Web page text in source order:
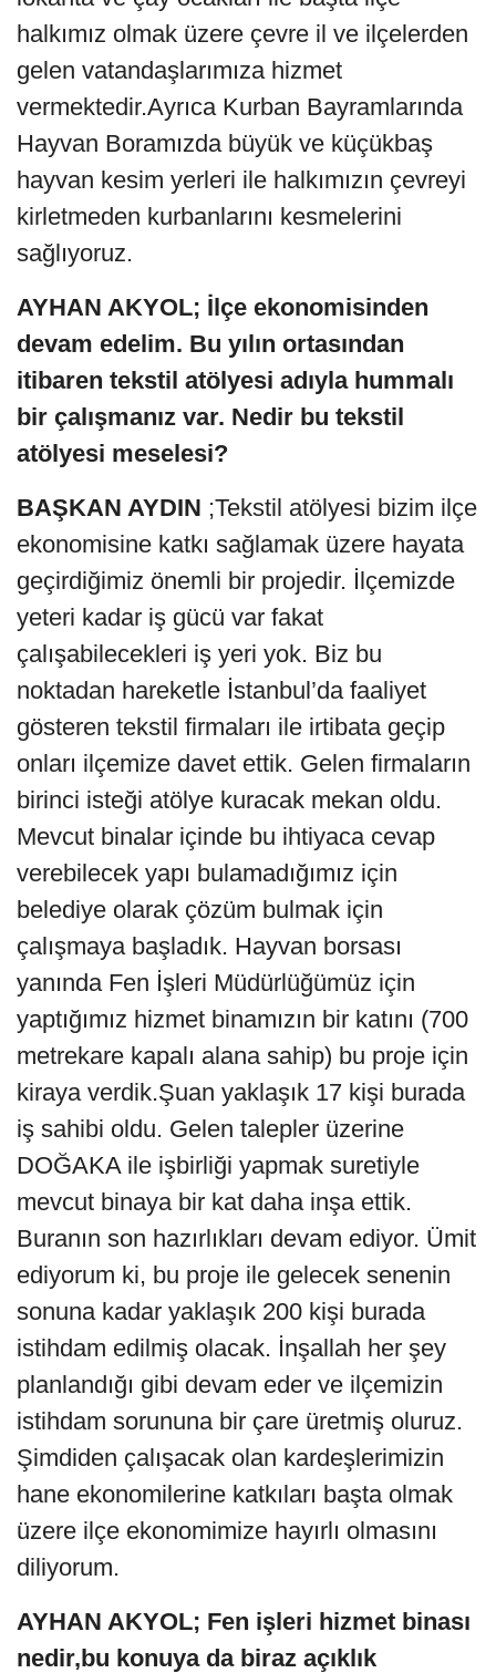
halkımız olmak üzere çevre il ve ilçelerden
gelen vatandaşlarımıza hizmet
vermektedir.Ayrıca Kurban Bayramlarında
Hayvan Boramızda büyük ve küçükbaş
hayvan kesim yerleri ile halkımızın çevreyi
kirletmeden kurbanlarını kesmelerini
sağlıyoruz.
AYHAN AKYOL; İlçe ekonomisinden
devam edelim. Bu yılın ortasından
itibaren tekstil atölyesi adıyla hummalı
bir çalışmanız var. Nedir bu tekstil
atölyesi meselesi?
BAŞKAN AYDIN ;Tekstil atölyesi bizim ilçe
ekonomisine katkı sağlamak üzere hayata
geçirdiğimiz önemli bir projedir. İlçemizde
yeteri kadar iş gücü var fakat
çalışabilecekleri iş yeri yok. Biz bu
noktadan hareketle İstanbul’da faaliyet
gösteren tekstil firmaları ile irtibata geçip
onları ilçemize davet ettik. Gelen firmaların
birinci isteği atölye kuracak mekan oldu.
Mevcut binalar içinde bu ihtiyaca cevap
verebilecek yapı bulamadığımız için
belediye olarak çözüm bulmak için
çalışmaya başladık. Hayvan borsası
yanında Fen İşleri Müdürlüğümüz için
yaptığımız hizmet binamızın bir katını (700
metrekare kapalı alana sahip) bu proje için
kiraya verdik.Şuan yaklaşık 17 kişi burada
iş sahibi oldu. Gelen talepler üzerine
DOĞAKA ile işbirliği yapmak suretiyle
mevcut binaya bir kat daha inşa ettik.
Buranın son hazırlıkları devam ediyor. Ümit
ediyorum ki, bu proje ile gelecek senenin
sonuna kadar yaklaşık 200 kişi burada
istihdam edilmiş olacak. İnşallah her şey
planlandığı gibi devam eder ve ilçemizin
istihdam sorununa bir çare üretmiş oluruz.
Şimdiden çalışacak olan kardeşlerimizin
hane ekonomilerine katkıları başta olmak
üzere ilçe ekonomimize hayırlı olmasını
diliyorum.
AYHAN AKYOL; Fen işleri hizmet binası
nedir,bu konuya da biraz açıklık